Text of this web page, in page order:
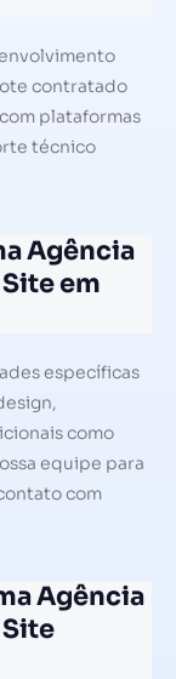
contratado
plataformas
técnico
Agência
em
específicas
como
equipe para
com
Agência